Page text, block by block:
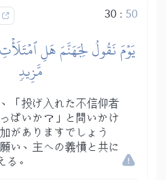
30: 50
يَوۡمَ نَقُولُ لِجَهَنَّمَ هَلِ
مَّزِيدٖ
「投げ入れた不信仰者
ぱいか？」と問いかけ
がありますでしょう
い、主への義憤と共に
る。